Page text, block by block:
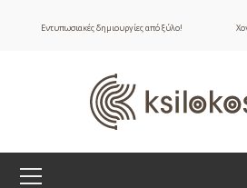
Εντυπωσιακές δημιουργίες από ξύλο!